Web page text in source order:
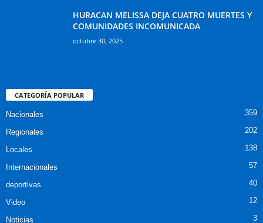
HURACAN MELISSA DEJA CUATRO MUERTES Y
COMUNIDADES INCOMUNICADA
octubre 30, 2025
CATEGORÍA POPULAR
Nacionales 359
Regionales 202
Locales 138
Internacionales 57
deportivas 40
Video 12
Noticias 3